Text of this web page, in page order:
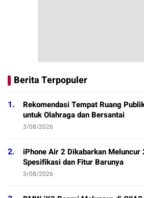
Berita Terpopuler
1.
Rekomendasi Tempat Ruang
untuk Olahraga dan Bersantai
3/08/2026
2.
iPhone Air 2 Dikabarkan
Spesifikasi dan Fitur Barunya
3/08/2026